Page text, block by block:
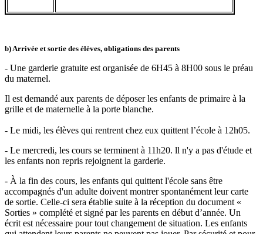
b) Arrivée et sortie des élèves, obligations des parents
- Une garderie gratuite est organisée de 6H45 à 8H00 sous le préau
du maternel.
Il est demandé aux parents de déposer les enfants de primaire à la
grille et de maternelle à la porte blanche.
- Le midi, les élèves qui rentrent chez eux quittent l’école à 12h05.
- Le mercredi, les cours se terminent à 11h20. ll n'y a pas d'étude et
les enfants non repris rejoignent la garderie.
- À la fin des cours, les enfants qui quittent l'école sans être
accompagnés d'un adulte doivent montrer spontanément leur carte
de sortie. Celle-ci sera établie suite à la réception du document «
Sorties » complété et signé par les parents en début d’année. Un
écrit est nécessaire pour tout changement de situation. Les enfants